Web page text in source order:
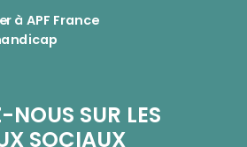
à APF France
NOUS SUR LES
SOCIAUX